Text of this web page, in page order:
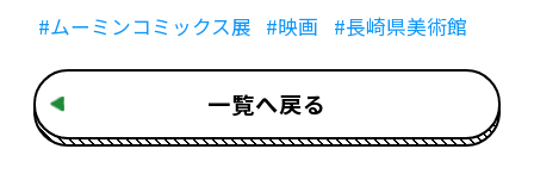
#ムーミンコミックス展 #映画 #長崎県美術館
一覧へ戻る